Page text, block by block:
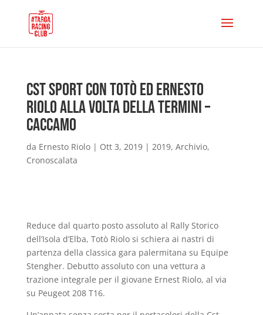
CST Sport con Totò ed Ernesto
Riolo alla volta della Termini –
Caccamo
da Ernesto Riolo| Ott 3, 2019| 2019, Archivio,
Cronoscalata
Reduce dal quarto posto assoluto al Rally Storico
dell’Isola d’Elba, Totò Riolo si schiera ai nastri di
partenza della classica gara palermitana su Equipe
Stengher. Debutto assoluto con una vettura a
trazione integrale per il giovane Ernest Riolo, al via
su Peugeot 208 T16.